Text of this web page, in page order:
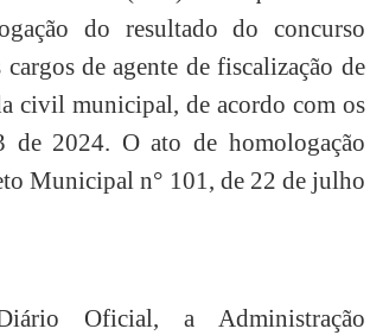
do resultado do concurso
de agente de fiscalização de
civil municipal, de acordo com os
de 2024. O ato de homologação
Municipal n° 101, de 22 de julho
Oficial, a Administração